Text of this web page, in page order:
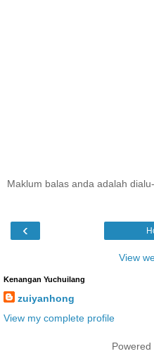
Maklum balas anda adalah
‹
View
Kenangan Yuchuilang
zuiyanhong
View my complete profile
Powered